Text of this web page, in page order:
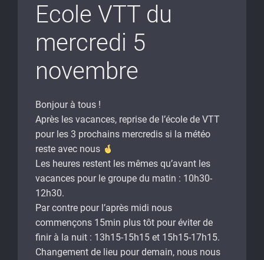
Ecole VTT du
mercredi 5
novembre
Bonjour à tous !
Après les vacances, reprise de l’école de VTT
pour les 3 prochains mercredis si la météo
reste avec nous
Les heures restent les mêmes qu’avant les
vacances pour le groupe du matin : 10h30-
12h30.
Par contre pour l’après midi nous
commençons 15min plus tôt pour éviter de
finir à la nuit : 13h15-15h15 et 15h15-17h15.
Changement de lieu pour demain, nous nous